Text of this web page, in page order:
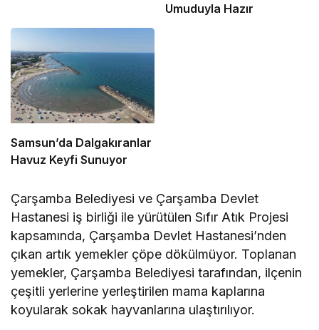
Umuduyla Hazır
Samsun’da Dalgakıranlar
Havuz Keyfi Sunuyor
Çarşamba Belediyesi ve Çarşamba Devlet
Hastanesi iş birliği ile yürütülen Sıfır Atık Projesi
kapsamında, Çarşamba Devlet Hastanesi’nden
çıkan artık yemekler çöpe dökülmüyor. Toplanan
yemekler, Çarşamba Belediyesi tarafından, ilçenin
çeşitli yerlerine yerleştirilen mama kaplarına
koyularak sokak hayvanlarına ulaştırılıyor.